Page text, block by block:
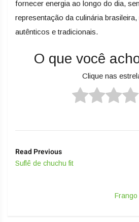
fornecer energia ao longo do dia,
representação da culinária
autênticos e tradicionais.
O que você
Clique nas
Read Previous
Suflê de chuchu fit
Frango